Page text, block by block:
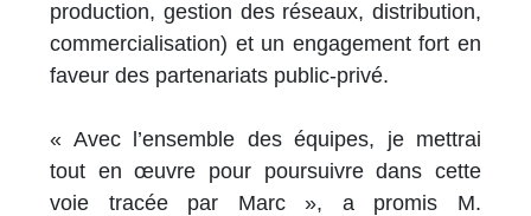
production, gestion des réseaux, distribution,
commercialisation) et un engagement fort en
faveur des partenariats public-privé.
« Avec l’ensemble des équipes, je mettrai
tout en œuvre pour poursuivre dans cette
voie tracée par Marc », a promis M.